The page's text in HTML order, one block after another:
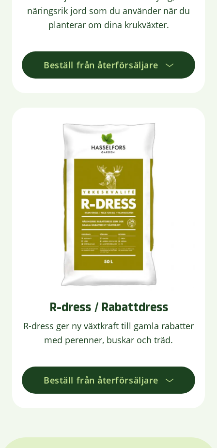
näringsrik jord som du använder när du
planterar om dina krukväxter.
Beställ från återförsäljare
R-dress / Rabattdress
R-dress ger ny växtkraft till gamla rabatter
med perenner, buskar och träd.
Beställ från återförsäljare